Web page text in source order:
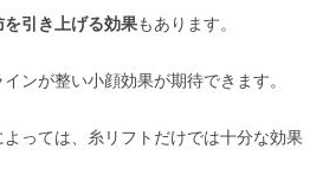
を引き上げる効果もあります。
ンが整い小顔効果が期待できます。
っては、糸リフトだけでは十分な効果